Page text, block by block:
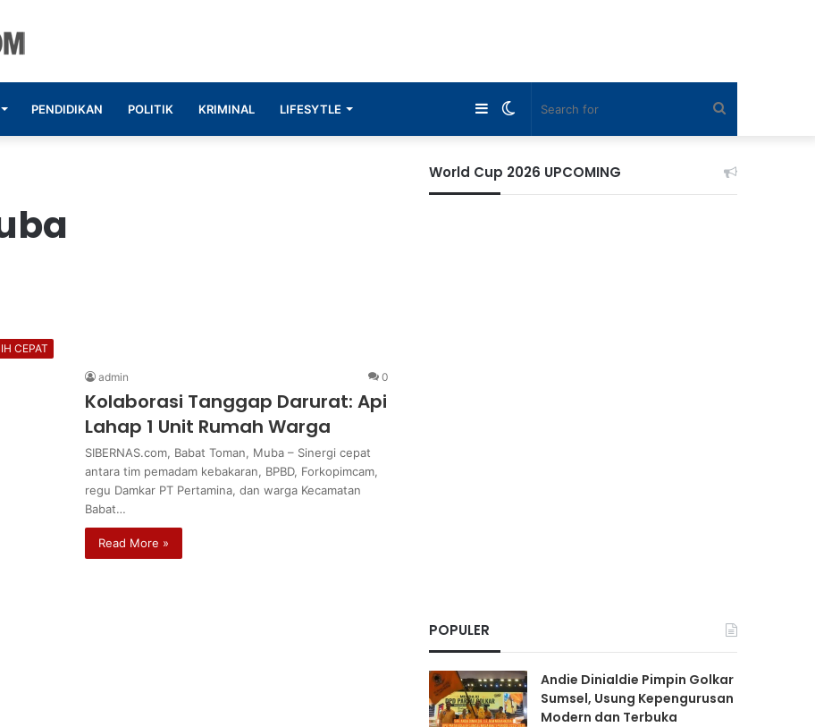
PENDIDIKAN POLITIK KRIMINAL LIFESYTLE Switch
skin
Sidebar
CEPAT
admin 0
Kolaborasi Tanggap Darurat: Api
Lahap 1 Unit Rumah Warga
SIBERNAS.com, Babat Toman, Muba – Sinergi cepat
antara tim pemadam kebakaran, BPBD, Forkopimcam,
regu Damkar PT Pertamina, dan warga Kecamatan
Babat…
Read More »
World Cup 2026 UPCOMING
POPULER
Andie Dinialdie Pimpin Golkar
Sumsel, Usung Kepengurusan
Modern dan Terbuka